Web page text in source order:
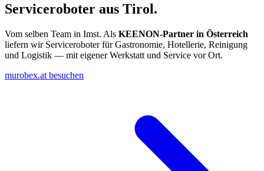
Serviceroboter aus Tirol.
Vom selben Team in Imst. Als KEENON-Partner in Österreich
liefern wir Serviceroboter für Gastronomie, Hotellerie, Reinigung
und Logistik — mit eigener Werkstatt und Service vor Ort.
murobex.at besuchen